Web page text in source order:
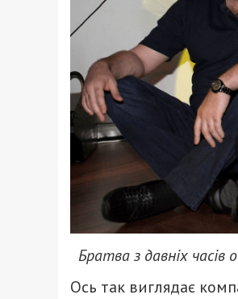
Братва з давніх
Ось так виглядає